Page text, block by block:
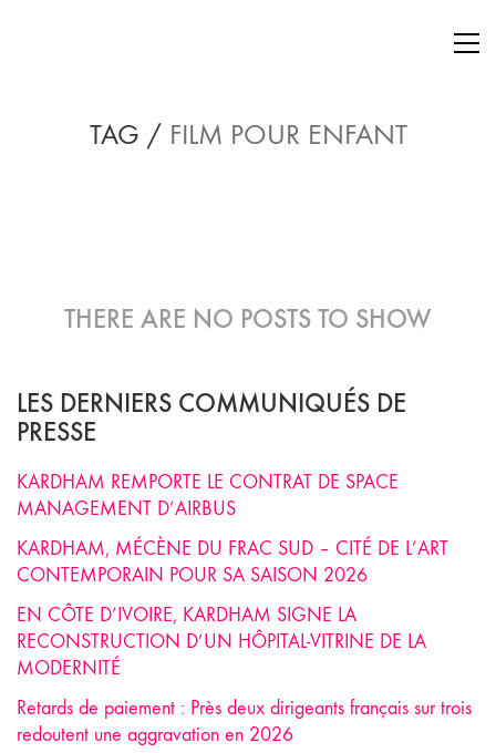
TAG / FILM POUR ENFANT
THERE ARE NO POSTS TO SHOW
LES DERNIERS COMMUNIQUÉS DE
PRESSE
KARDHAM REMPORTE LE CONTRAT DE SPACE
MANAGEMENT D’AIRBUS
KARDHAM, MÉCÈNE DU FRAC SUD – CITÉ DE L’ART
CONTEMPORAIN POUR SA SAISON 2026
EN CÔTE D’IVOIRE, KARDHAM SIGNE LA
RECONSTRUCTION D’UN HÔPITAL-VITRINE DE LA
MODERNITÉ
Retards de paiement : Près deux dirigeants français sur trois
redoutent une aggravation en 2026